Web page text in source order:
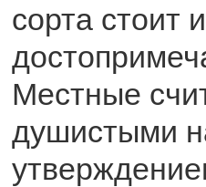
сорта стоит
Местные
душистыми